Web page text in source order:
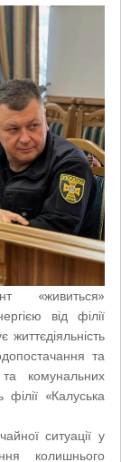
«живиться»
від філії
та
комунальних
філії «Калуська
ситуації у
колишнього